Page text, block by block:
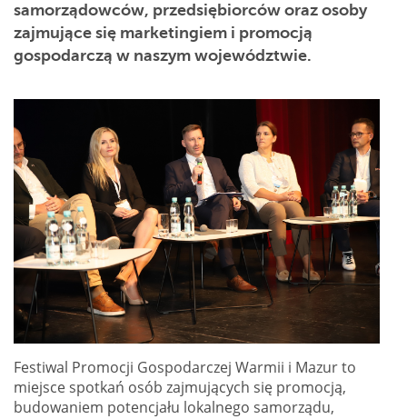
samorządowców, przedsiębiorców oraz osoby
zajmujące się marketingiem i promocją
gospodarczą w naszym województwie.
Festiwal Promocji Gospodarczej Warmii i Mazur to
miejsce spotkań osób zajmujących się promocją,
budowaniem potencjału lokalnego samorządu,